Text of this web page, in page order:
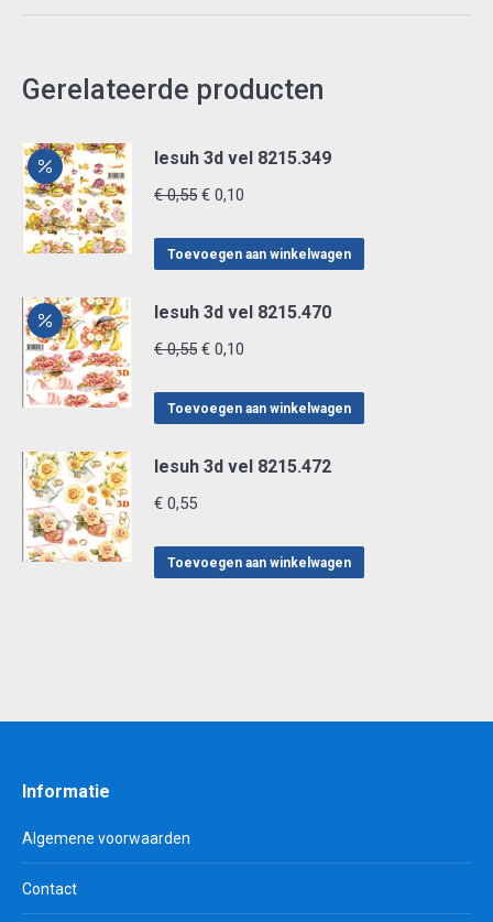
Gerelateerde producten
lesuh 3d vel 8215.349
€0,55 Oorspronkelijke
was:
€ 0,10
is:
Toevoegen aan winkelwagen
lesuh 3d vel 8215.470
€0,55 Oorspronkelijke
was:
€ 0,10
is:
Toevoegen aan winkelwagen
lesuh 3d vel 8215.472
€ 0,55
Toevoegen aan winkelwagen
Informatie
Algemene voorwaarden
Contact